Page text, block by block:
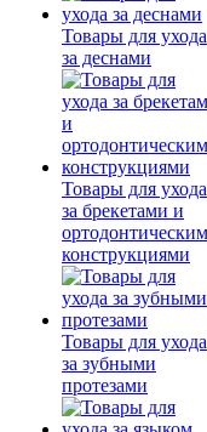
Товары для ухода
за деснами
Товары для ухода
за брекетами и
конструкциями
Товары для ухода
за зубными
протезами